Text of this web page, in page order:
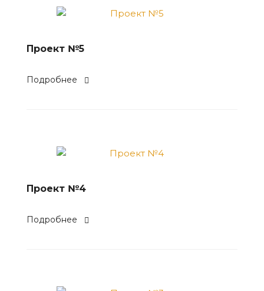
Проект №5
Подробнее
Проект №4
Подробнее